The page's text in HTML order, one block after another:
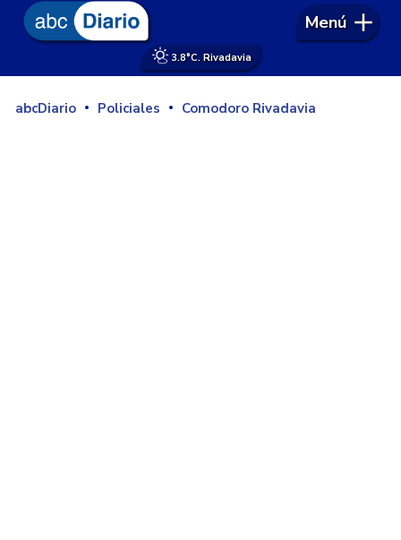
3.8°C. Rivadavia
Menú
abcDiario Policiales Comodoro Rivadavia